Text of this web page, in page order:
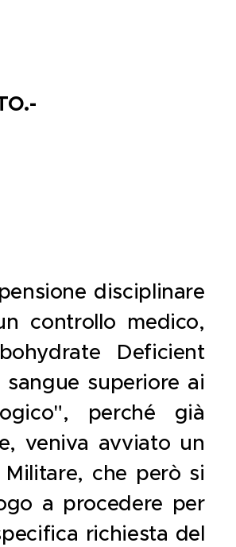
disciplinare
controllo medico,
Deficient
superiore ai
perché già
veniva avviato un
che però si
a procedere per
richiesta del